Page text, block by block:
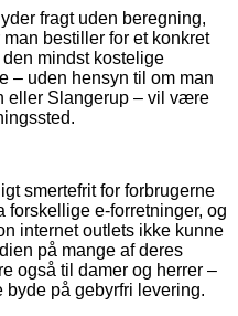
fragt uden beregning,
bestiller for et konkret
mindst kostelige
– uden hensyn til om man
eller Slangerup – vil være
smertefrit for forbrugerne
forskellige e-forretninger, og
internet outlets ikke kunne
på mange af deres
også til damer og herrer –
byde på gebyrfri levering.